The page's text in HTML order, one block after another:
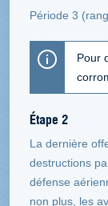
Période 3
Pour
Étape 2
La dernière
destructions
défense
non plus, les